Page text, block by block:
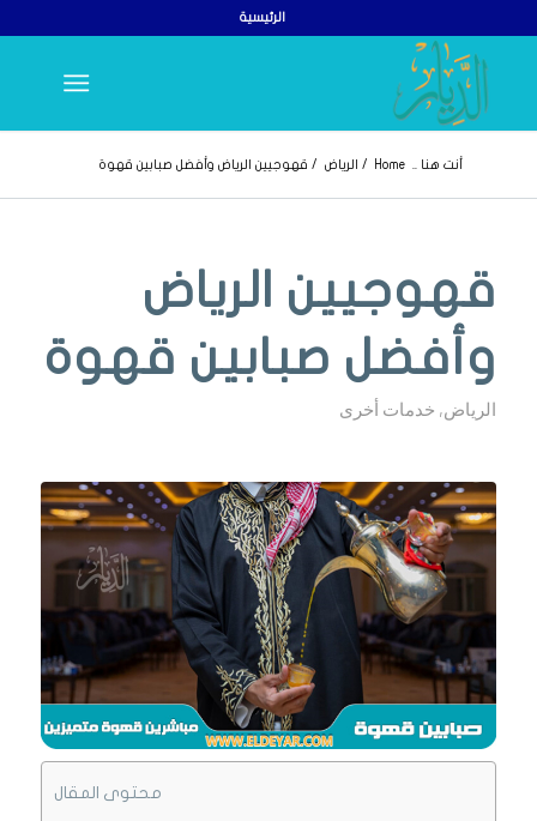
الرئيسية
أنت هنا .. Home
/ الرياض / قهوجيين الرياض وأفضل صبابين قهوة
قهوجيين الرياض
وأفضل صبابين قهوة
الرياض, خدمات أخرى
محتوى المقال